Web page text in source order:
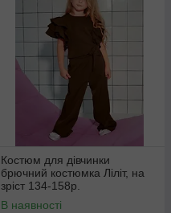
Костюм для дівчинки
брючний костюмка Ліліт, на
зріст 134-158р.
В наявності